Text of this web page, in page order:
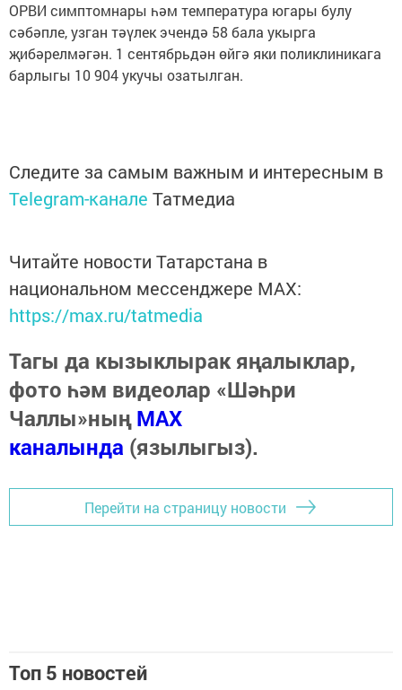
ОРВИ симптомнары һәм температура югары булу
сәбәпле, узган тәүлек эчендә 58 бала укырга
җибәрелмәгән. 1 сентябрьдән өйгә яки поликлиникага
барлыгы 10 904 укучы озатылган.
Следите за самым важным и интересным в
Telegram-канале Татмедиа
Читайте новости Татарстана в
национальном мессенджере MАХ:
https://max.ru/tatmedia
Тагы да кызыклырак яңалыклар,
фото һәм видеолар «Шәһри
Чаллы»ныңMAX
каналында (язылыгыз).
Перейти на страницу новости
Топ 5 новостей